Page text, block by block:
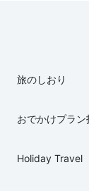
が登場します。 ※情
企業
旅のしおり
おでかけプラ
Holiday Travel